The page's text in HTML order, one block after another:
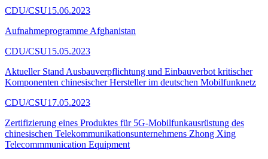
CDU/CSU15.06.2023
Aufnahmeprogramme Afghanistan
CDU/CSU15.05.2023
Aktueller Stand Ausbauverpflichtung und Einbauverbot kritischer
Komponenten chinesischer Hersteller im deutschen Mobilfunknetz
CDU/CSU17.05.2023
Zertifizierung eines Produktes für 5G-Mobilfunkausrüstung des
chinesischen Telekommunikationsunternehmens Zhong Xing
Telecommmunication Equipment